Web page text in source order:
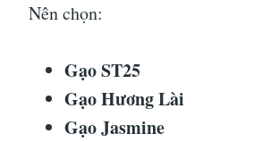
Nên chọn:
Gạo ST25
Gạo Hương Lài
Gạo Jasmine